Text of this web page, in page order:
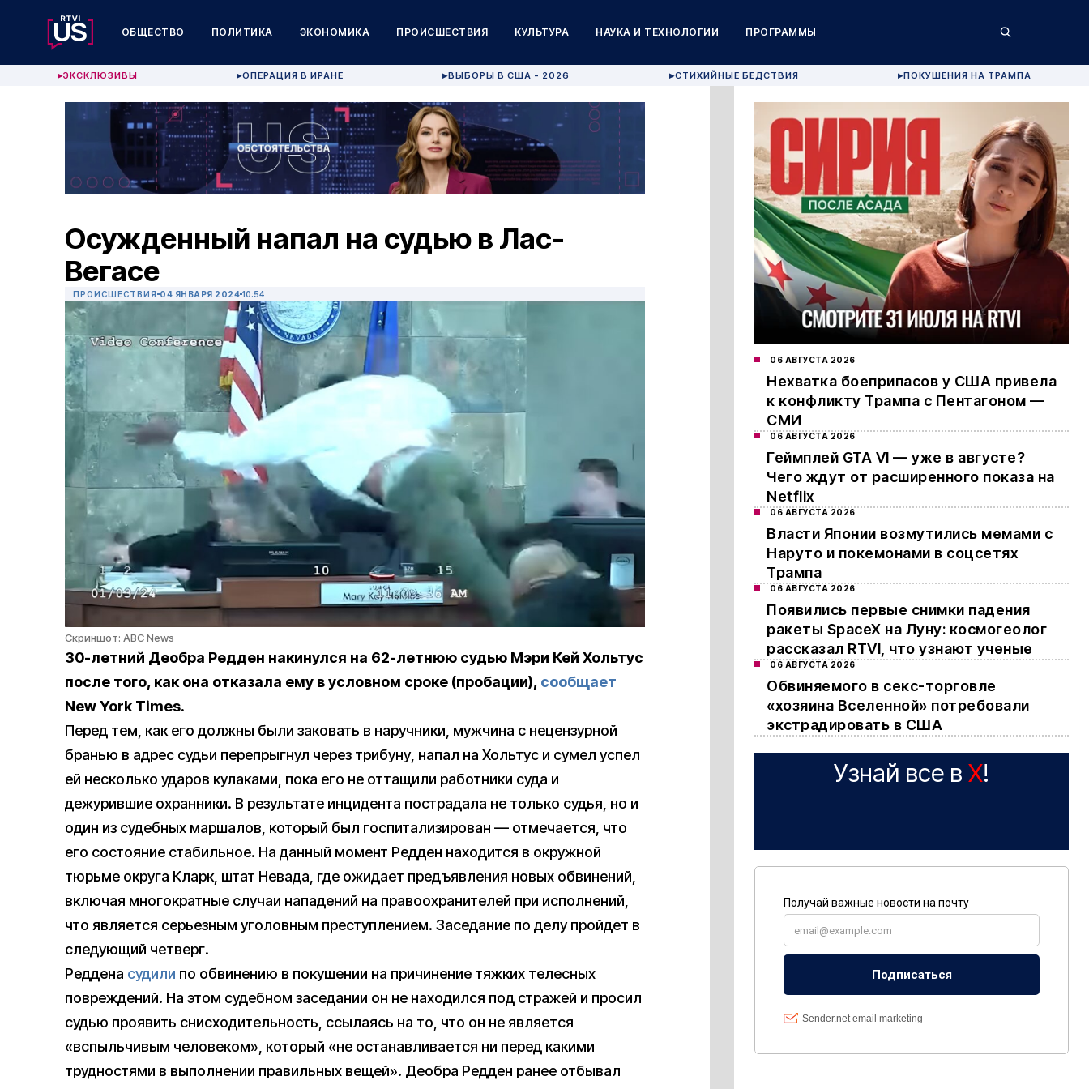
ОБЩЕСТВО ПОЛИТИКА ЭКОНОМИКА ПРОИСШЕСТВИЯ КУЛЬТУРА НАУКА И ТЕХНОЛОГИИ ПРОГРАММЫ
▶ЭКСКЛЮЗИВЫ ▶ОПЕРАЦИЯ В ИРАНЕ ▶ВЫБОРЫ В США - 2026 ▶СТИХИЙНЫЕ БЕДСТВИЯ ▶ПОКУШЕНИЯ НА ТРАМПА
Осужденный напал на судью в Лас-
Вегасе
ПРОИСШЕСТВИЯ 04 ЯНВАРЯ 2024 10:54
Скриншот: ABC News
30-летний Деобра Редден накинулся на 62-летнюю судью Мэри Кей Хольтус
после того, как она отказала ему в условном сроке (пробации), сообщает
New York Times.
Перед тем, как его должны были заковать в наручники, мужчина с нецензурной
бранью в адрес судьи перепрыгнул через трибуну, напал на Хольтус и сумел успел
ей несколько ударов кулаками, пока его не оттащили работники суда и
дежурившие охранники. В результате инцидента пострадала не только судья, но и
один из судебных маршалов, который был госпитализирован — отмечается, что
его состояние стабильное. На данный момент Редден находится в окружной
тюрьме округа Кларк, штат Невада, где ожидает предъявления новых обвинений,
включая многократные случаи нападений на правоохранителей при исполнений,
что является серьезным уголовным преступлением. Заседание по делу пройдет в
следующий четверг.
Реддена судили по обвинению в покушении на причинение тяжких телесных
повреждений. На этом судебном заседании он не находился под стражей и просил
судью проявить снисходительность, ссылаясь на то, что он не является
«вспыльчивым человеком», который «не останавливается ни перед какими
трудностями в выполнении правильных вещей». Деобра Редден ранее отбывал
06 АВГУСТА 2026
Нехватка боеприпасов у США привела
к конфликту Трампа с Пентагоном —
СМИ
06 АВГУСТА 2026
Геймплей GTA VI — уже в августе?
Чего ждут от расширенного показа на
Netflix
06 АВГУСТА 2026
Власти Японии возмутились мемами с
Наруто и покемонами в соцсетях
Трампа
06 АВГУСТА 2026
Появились первые снимки падения
ракеты SpaceX на Луну: космогеолог
рассказал RTVI, что узнают ученые
06 АВГУСТА 2026
Обвиняемого в секс-торговле
«хозяина Вселенной» потребовали
экстрадировать в США
Узнай все в X!